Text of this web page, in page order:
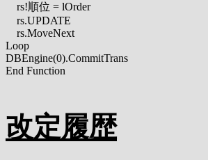
    rs!順位 = lOrder
    rs.UPDATE
    rs.MoveNext
Loop
DBEngine(0).CommitTrans
改定履歴